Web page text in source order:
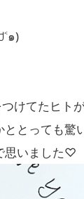
๑)
けてたヒト
とっても驚
思いました♡